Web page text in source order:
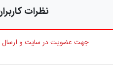
نظرات
جهت عضویت در سایت و ارسال